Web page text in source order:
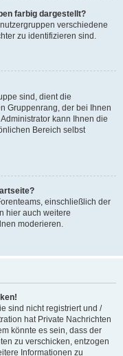
farbig dargestellt?
verschiedene
zu identifizieren sind.
sind, dient die
Gruppenrang, der bei Ihnen
kann Ihnen die
Bereich selbst
einschließlich der
hier auch weitere
moderieren.
sind nicht registriert und /
hat Private Nachrichten
könnte es sein, dass der
zu verschicken, entzogen
Informationen zu